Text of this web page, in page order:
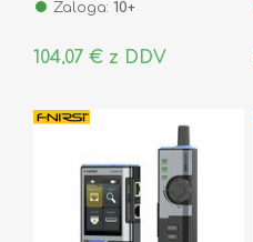
Zaloga: 10+
104,07 € z DDV